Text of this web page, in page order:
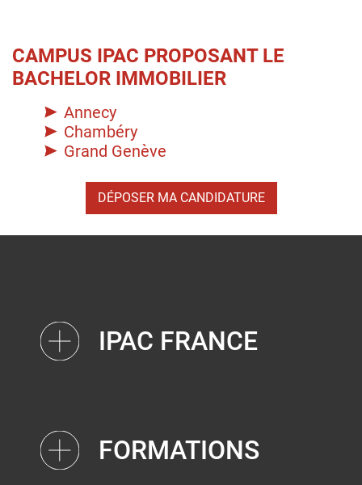
CAMPUS IPAC PROPOSANT LE
BACHELOR IMMOBILIER
Annecy
Chambéry
Grand Genève
DÉPOSER MA CANDIDATURE
IPAC FRANCE
FORMATIONS